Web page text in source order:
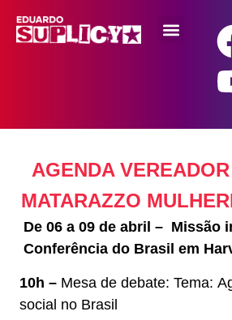
AGENDA
MATARAZZO
De 06 a 09 de abril – Missão
Conferência do Brasil em
10h – Mesa de debate: Tema:
social no Brasil